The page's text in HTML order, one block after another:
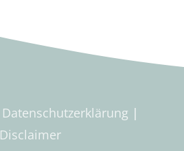
Datenschutzerklärung |
Disclaimer